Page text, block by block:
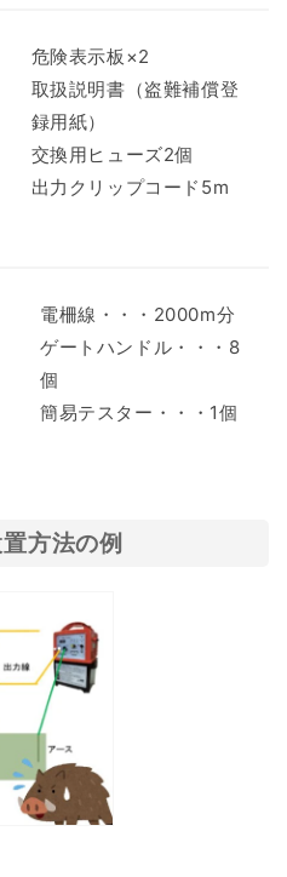
危険表示板×2
取扱説明書（盗難補償登
録用紙）
交換用ヒューズ2個
出力クリップコード5m
電柵線・・・2000m分
ゲートハンドル・・・8
個
簡易テスター・・・1個
方法の例